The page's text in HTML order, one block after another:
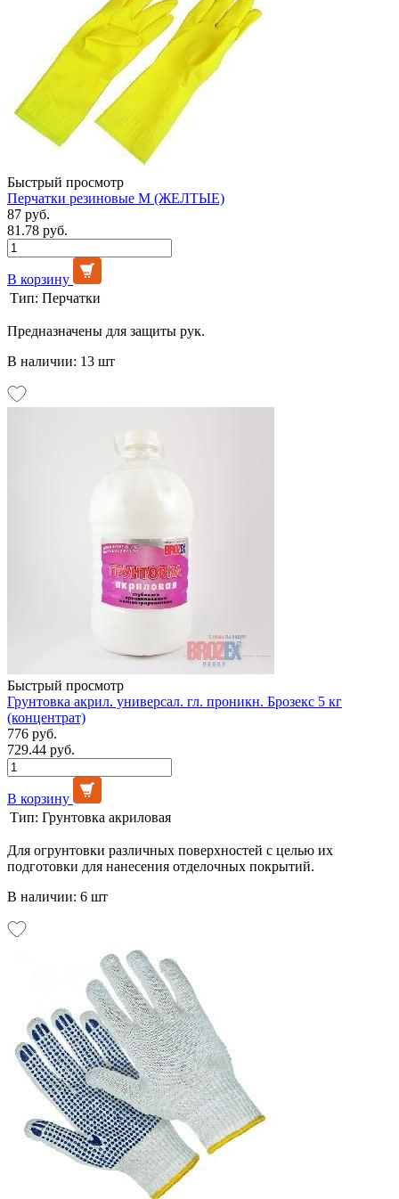
Быстрый просмотр
Перчатки резиновые М (ЖЕЛТЫЕ)
87 руб.
81.78 руб.
В корзину
Тип: Перчатки
Предназначены для защиты рук.
В наличии: 13 шт
Быстрый просмотр
Грунтовка акрил. универсал. гл. проникн. Брозекс 5 кг
(концентрат)
776 руб.
729.44 руб.
В корзину
Тип: Грунтовка акриловая
Для огрунтовки различных поверхностей с целью их
подготовки для нанесения отделочных покрытий.
В наличии: 6 шт